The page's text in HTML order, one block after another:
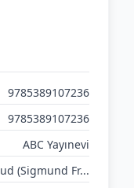
9785389107236
9785389107236
ABC Yayınevi
(Sigmund Fr...